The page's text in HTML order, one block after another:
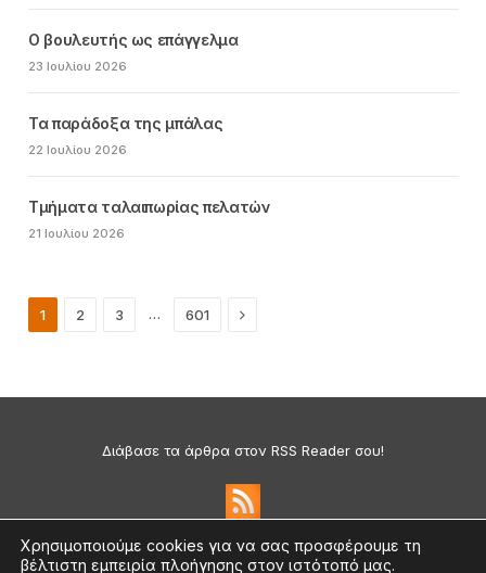
Ο βουλευτής ως επάγγελμα
23 Ιουλίου 2026
Τα παράδοξα της μπάλας
22 Ιουλίου 2026
Τμήματα ταλαιπωρίας πελατών
21 Ιουλίου 2026
1 2 3 … 601 Next
Διάβασε τα άρθρα στον RSS Reader σου!
Χρησιμοποιούμε cookies για να σας προσφέρουμε τη
βέλτιστη εμπειρία πλοήγησης στον ιστότοπό μας.